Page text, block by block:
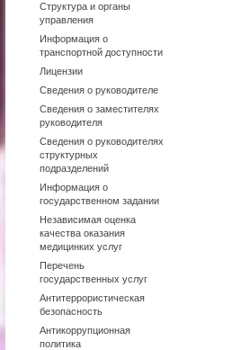
Структура и органы
управления
Информация о
транспортной доступности
Лицензии
Сведения о руководителе
Сведения о заместителях
руководителя
Сведения о руководителях
структурных
подразделений
Информация о
государственном задании
Независимая оценка
качества оказания
медицинких услуг
Перечень
государственных услуг
Антитеррористическая
безопасность
Антикоррупционная
политика